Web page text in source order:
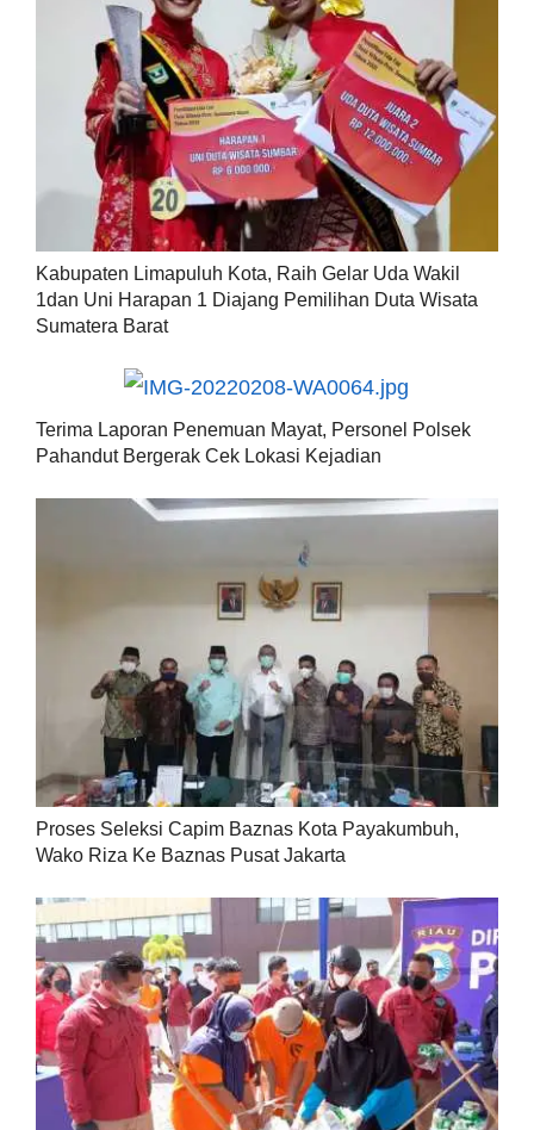
Kabupaten Limapuluh Kota, Raih Gelar Uda Wakil
1dan Uni Harapan 1 Diajang Pemilihan Duta Wisata
Sumatera Barat
Terima Laporan Penemuan Mayat, Personel Polsek
Pahandut Bergerak Cek Lokasi Kejadian
Proses Seleksi Capim Baznas Kota Payakumbuh,
Wako Riza Ke Baznas Pusat Jakarta